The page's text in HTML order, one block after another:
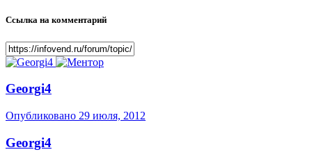
Ссылка на комментарий
Georgi4
Опубликовано 29 июля, 2012
Georgi4